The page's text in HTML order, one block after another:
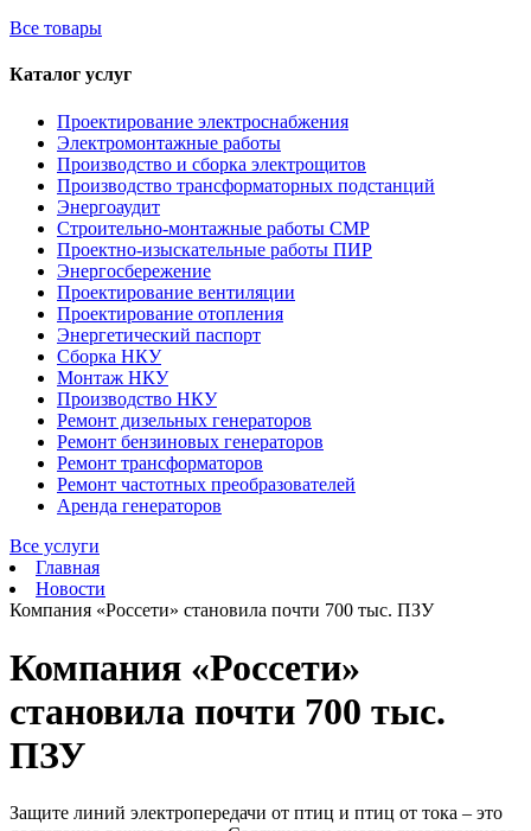
Все товары
Каталог услуг
Проектирование электроснабжения
Электромонтажные работы
Производство и сборка электрощитов
Производство трансформаторных подстанций
Энергоаудит
Строительно-монтажные работы СМР
Проектно-изыскательные работы ПИР
Энергосбережение
Проектирование вентиляции
Проектирование отопления
Энергетический паспорт
Сборка НКУ
Монтаж НКУ
Производство НКУ
Ремонт дизельных генераторов
Ремонт бензиновых генераторов
Ремонт трансформаторов
Ремонт частотных преобразователей
Аренда генераторов
Все услуги
Главная
Новости
Компания «Россети» становила почти 700 тыс. ПЗУ
Компания «Россети»
становила почти 700 тыс.
ПЗУ
Защите линий электропередачи от птиц и птиц от тока – это